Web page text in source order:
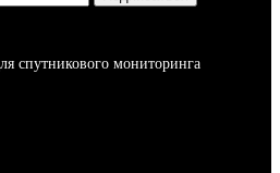
спутникового мониторинга